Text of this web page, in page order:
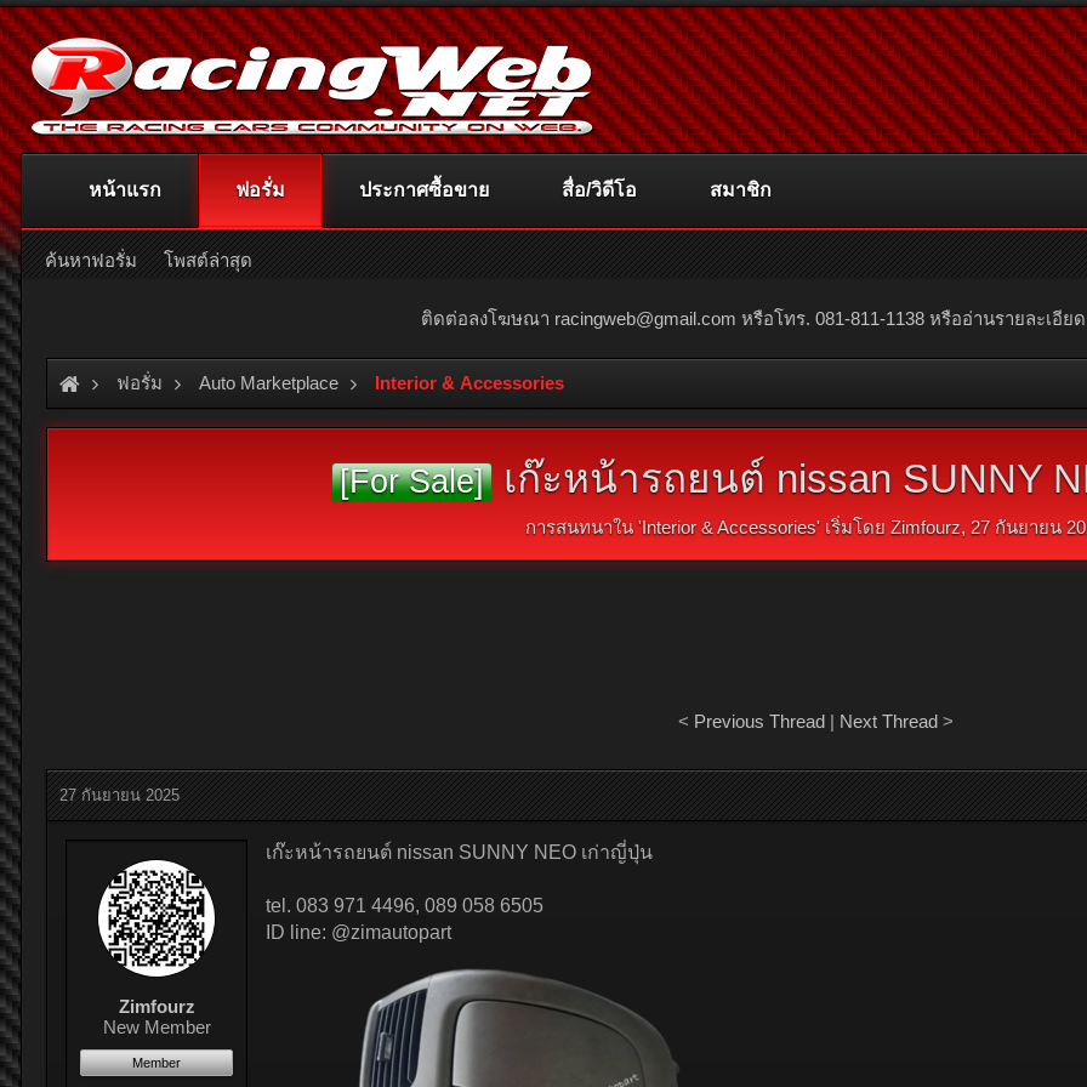
ติดต่อลงโฆษณา racingweb@gmail.com หรือโทร. 081-811-1138 หรืออ่านรายละเอีย
ฟอรั่ม Auto Marketplace Interior & Accessories
[For Sale] เก๊ะหน้ารถยนต์ nissan SUNNY
การสนทนาใน 'Interior & Accessories' เริ่มโดย Zimfourz, 27 กันยายน
< Previous Thread| Next Thread>
27 กันยายน 2025
Zimfourz
New Member
Member
เก๊ะหน้ารถยนต์ nissan SUNNY NEO เก่าญี่ปุ่น
tel. 083 971 4496, 089 058 6505
ID line: @zimautopart
หน้าแรก ฟอรั่ม
ค้นหาฟอรั่ม โพสต์ล่าสุด
ประกาศซื้อขาย สื่อ/วิดีโอ สมาชิก